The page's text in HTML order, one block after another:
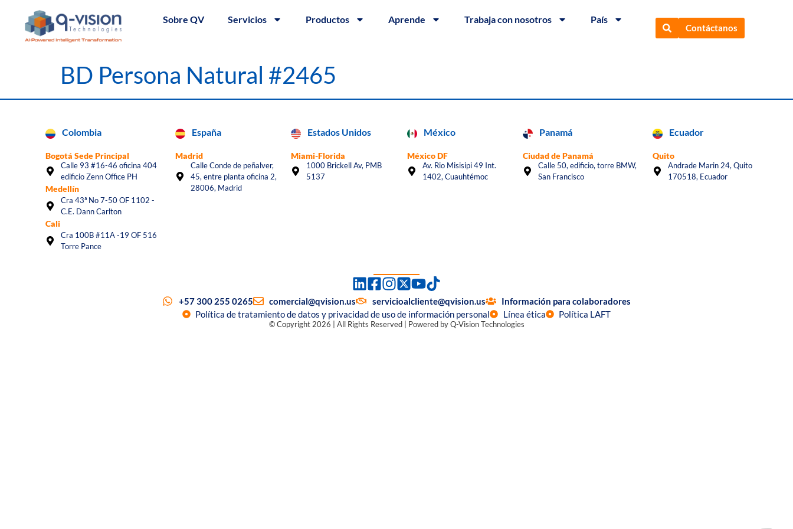
Sobre QV Servicios Productos Aprende Trabaja con nosotros País
Contáctanos
BD Persona Natural #2465
Colombia
Bogotá Sede Principal
Calle 93 #16-46 oficina 404
edificio Zenn Office PH
Medellín
Cra 43ª No 7-50 OF 1102 -
C.E. Dann Carlton
Cali
Cra 100B #11A -19 OF 516
Torre Pance
España
Madrid
Calle Conde de peñalver,
45, entre planta oficina 2,
28006, Madrid
Estados Unidos
Miami-Florida
1000 Brickell Av, PMB
5137
México
México DF
Av. Rio Misisipi 49 Int.
1402, Cuauhtémoc
Panamá
Ciudad de Panamá
Calle 50, edificio, torre BMW,
San Francisco
Ecuador
Quito
Andrade Marin 24, Quito
170518, Ecuador
+57 300 255 0265 comercial@qvision.us servicioalcliente@qvision.us
Información para colaboradores
Política de tratamiento de datos y privacidad de uso de información personal
Línea ética Política LAFT
© Copyright 2026 | All Rights Reserved | Powered by Q-Vision Technologies